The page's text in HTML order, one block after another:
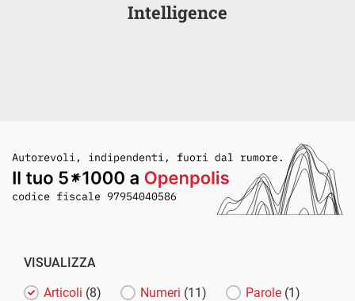
Intelligence
VISUALIZZA
Articoli (8) Numeri (11) Parole (1)